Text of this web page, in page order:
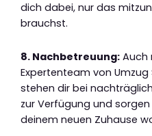
dich dabei, nur das
brauchst.
8. Nachbetreuung: Auch
Expertenteam von Umzug
stehen dir bei
zur Verfügung und
deinem neuen Zuhause